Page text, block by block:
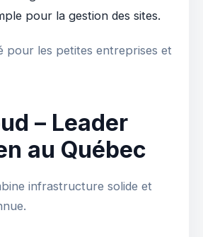
pour la gestion des sites.
pour les petites entreprises et
– Leader
au Québec
infrastructure solide et